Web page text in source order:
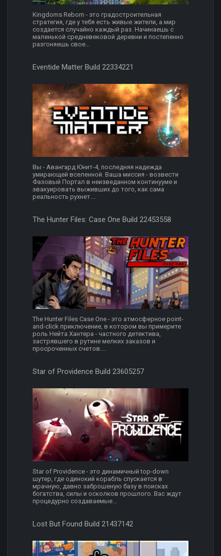
Kingdoms Reborn - это градостроительная
стратегия, где у тебя есть живые жители, а мир
создается случайно каждый раз. Начинаешь с
маленькой средневековой деревни и постепенно
разгоняешь свое...
Eventide Matter Build 22334221
Вы - Авангард Юнит‑4, последняя надежда
умирающей вселенной. Ваша миссия - возвести
Фазовый Портал в неизведанном континууме и
эвакуировать выживших до того, как сама
реальность рухнет....
The Hunter Files: Case One Build 22453558
The Hunter Files Case One - это атмосферное point-
and-click приключение, в котором вы примерите
роль Нейта Хантера - частного детектива,
застрявшего в рутине мелких заказов и
просроченных счетов....
Star of Providence Build 23605257
Star of Providence - это динамичный top-down
шутер, где одинокий корабль спускается в
мрачную, давно заброшеную базу в поисках
богатства, силы и осколков прошлого. Вас ждут
процедурно создаваемые...
Lost But Found Build 21437142